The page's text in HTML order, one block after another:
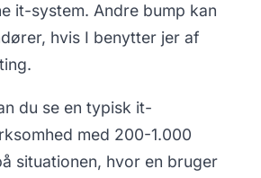
it-system. Andre bump kan
hvis I benytter jer af
du se en typisk it-
med 200-1.000
situationen, hvor en bruger